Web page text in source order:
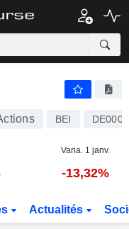
BEI
Varia. 1 janv.
-13,32%
Actualités